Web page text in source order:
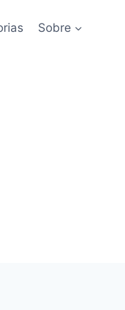
Sobre